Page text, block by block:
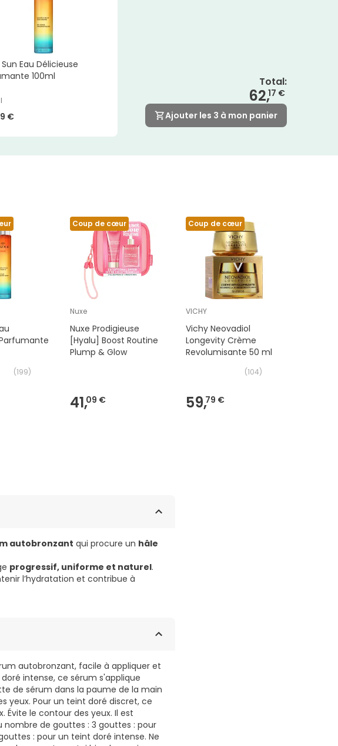
Eau Délicieuse
100ml
€
Total:
62,17 €
Ajouter les 3 à mon panier
(199)
Coup de cœur
Nuxe
Nuxe Prodigieuse
[Hyalu] Boost Routine
Plump & Glow
41,09 €
Coup de cœur
VICHY
Vichy Neovadiol
Longevity Crème
Revolumisante 50 ml
(104)
59,79 €
autobronzant qui procure un hâle
progressif, uniforme et naturel.
l’hydratation et contribue à
autobronzant, facile à appliquer et
intense, ce sérum s'applique
de sérum dans la paume de la main
yeux. Pour un teint doré discret, ce
Évite le contour des yeux. Il est
de gouttes : 3 gouttes : pour
: pour un teint doré intense. Ne